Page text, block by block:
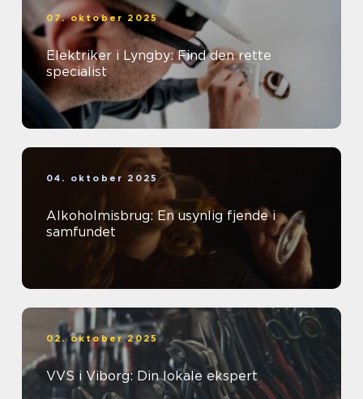
07. oktober 2025
Elektriker i Lyngby: Find den rette
specialist
04. oktober 2025
Alkoholmisbrug: En usynlig fjende i
samfundet
02. oktober 2025
VVS i Viborg: Din lokale ekspert